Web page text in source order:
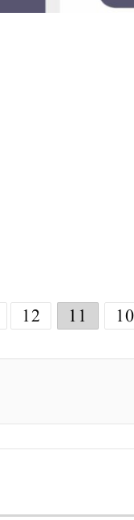
10
11
12